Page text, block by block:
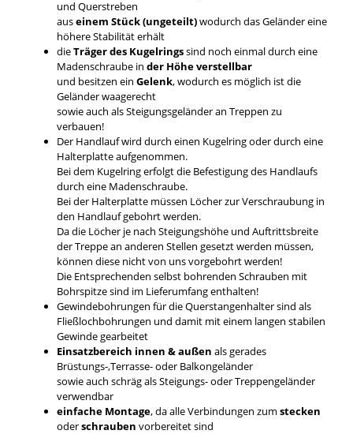
und Querstreben
auseinem Stück (ungeteilt)wodurch das Geländer eine
höhere Stabilität erhält
dieTräger des Kugelringssind noch einmal durch eine
Madenschraube in der Höhe verstellbar
und besitzen ein Gelenk, wodurch es möglich ist die
Geländer waagerecht
sowie auch als Steigungsgeländer an Treppen zu
verbauen!
Der Handlauf wird durch einen Kugelring oder durch eine
Halterplatte aufgenommen.
Bei dem Kugelring erfolgt die Befestigung des Handlaufs
durch eine Madenschraube.
Bei der Halterplatte müssen Löcher zur Verschraubung in
den Handlauf gebohrt werden.
Da die Löcher je nach Steigungshöhe und Auftrittsbreite
der Treppe an anderen Stellen gesetzt werden müssen,
können diese nicht von uns vorgebohrt werden!
Die Entsprechenden selbst bohrenden Schrauben mit
Bohrspitze sind im Lieferumfang enthalten!
Gewindebohrungen für die Querstangenhalter sind als
Fließlochbohrungen und damit mit einem langen stabilen
Gewinde gearbeitet
Einsatzbereich innen & außen als gerades
Brüstungs-,Terrasse- oder Balkongeländer
sowie auch schräg als Steigungs- oder Treppengeländer
verwendbar
einfache Montage, da alle Verbindungen zum stecken
oderschrauben vorbereitet sind